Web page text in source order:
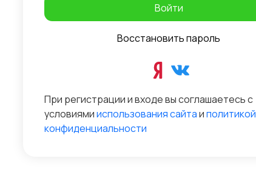
Войти
Восстановить пароль
При регистрации и входе вы соглашаетесь с
условиямииспользования сайтаиполитикой
конфиденциальности